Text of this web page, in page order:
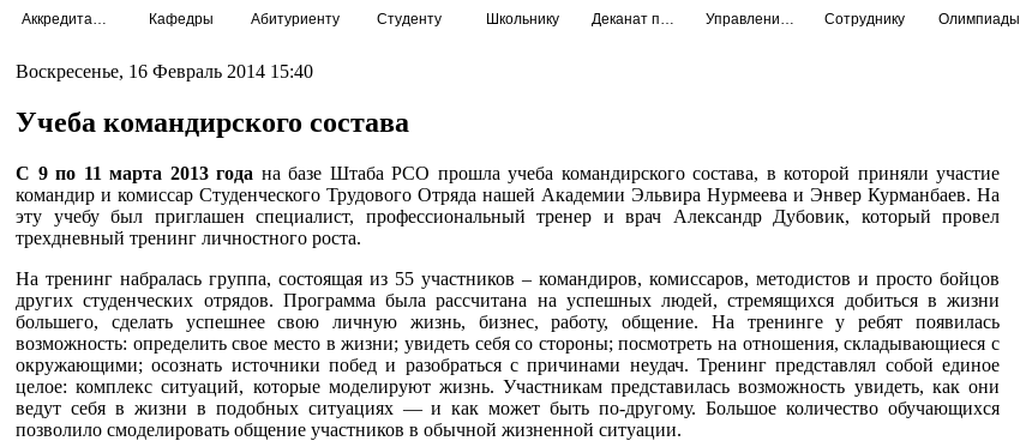
Кафедры Абитуриенту Студенту Школьнику Сотруднику Олимпиады
Воскресенье, 16 Февраль 2014 15:40
Учеба командирского состава
С 9 по 11 марта 2013 года на базе Штаба РСО прошла учеба командирского состава, в которой приняли участие
командир и комиссар Студенческого Трудового Отряда нашей Академии Эльвира Нурмеева и Энвер Курманбаев. На
эту учебу был приглашен специалист, профессиональный тренер и врач Александр Дубовик, который провел
трехдневный тренинг личностного роста.
На тренинг набралась группа, состоящая из 55 участников – командиров, комиссаров, методистов и просто бойцов
других студенческих отрядов. Программа была рассчитана на успешных людей, стремящихся добиться в жизни
большего, сделать успешнее свою личную жизнь, бизнес, работу, общение. На тренинге у ребят появилась
возможность: определить свое место в жизни; увидеть себя со стороны; посмотреть на отношения, складывающиеся с
окружающими; осознать источники побед и разобраться с причинами неудач. Тренинг представлял собой единое
целое: комплекс ситуаций, которые моделируют жизнь. Участникам представилась возможность увидеть, как они
ведут себя в жизни в подобных ситуациях — и как может быть по-другому. Большое количество обучающихся
позволило смоделировать общение участников в обычной жизненной ситуации.